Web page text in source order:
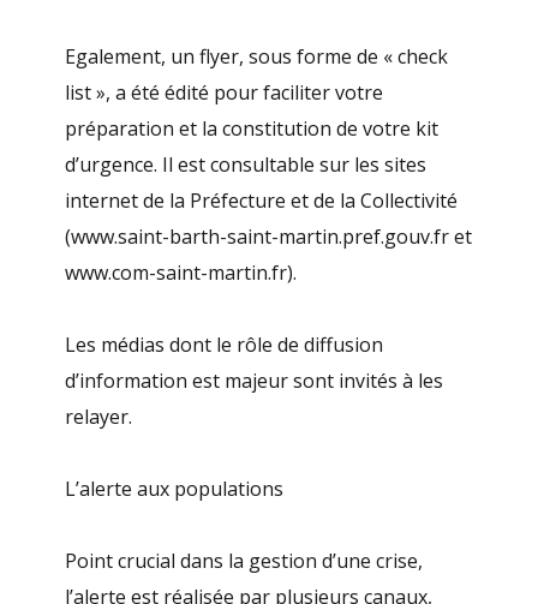
Egalement, un flyer, sous forme de « check
list », a été édité pour faciliter votre
préparation et la constitution de votre kit
d’urgence. Il est consultable sur les sites
internet de la Préfecture et de la Collectivité
(www.saint-barth-saint-martin.pref.gouv.fr et
www.com-saint-martin.fr).
Les médias dont le rôle de diffusion
d’information est majeur sont invités à les
relayer.
L’alerte aux populations
Point crucial dans la gestion d’une crise,
l’alerte est réalisée par plusieurs canaux,